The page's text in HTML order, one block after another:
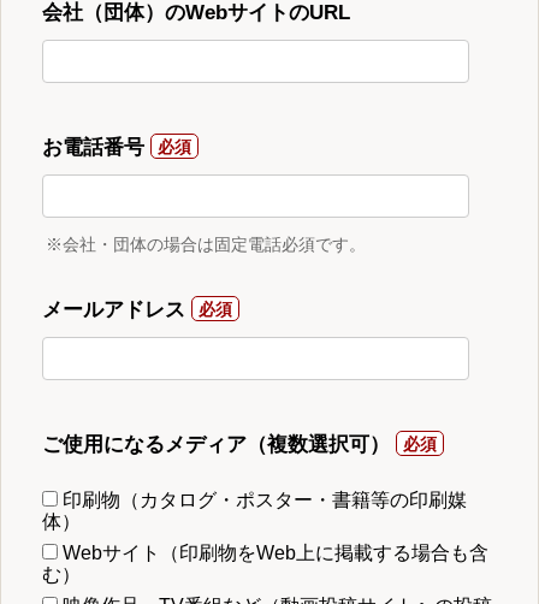
会社（団体）のWebサイトのURL
お電話番号
※会社・団体の場合は固定電話必須です。
メールアドレス
ご使用になるメディア（複数選択可）
印刷物（カタログ・ポスター・書籍等の印刷媒
体）
Webサイト（印刷物をWeb上に掲載する場合も含
む）